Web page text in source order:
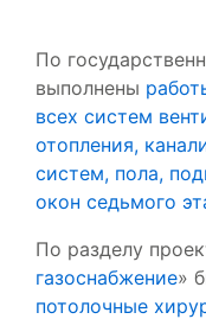
По
выполнены
всех систем
отопления,
систем, пола,
окон седьмого
По разделу
газоснабжение»
потолочные